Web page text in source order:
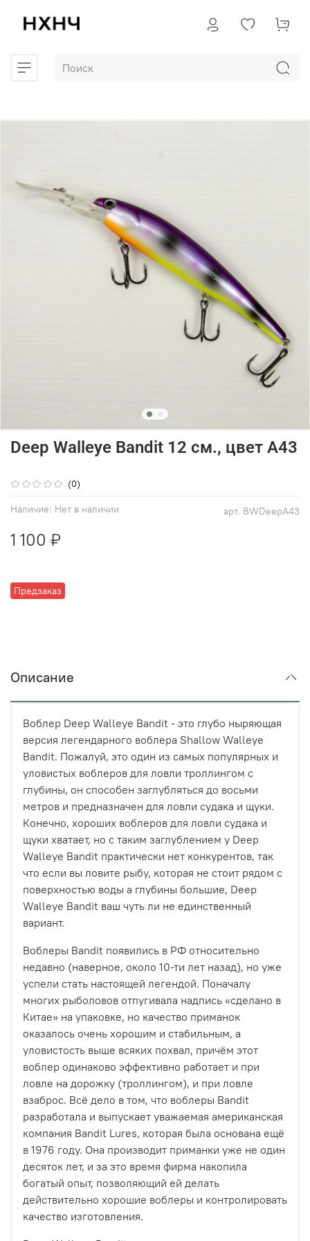
(0)
арт. BWDeepA43
Наличие: Нет в наличии
Предзаказ
Deep Walleye Bandit 12 см., цвет A43
1 100 ₽
Описание
Воблер Deep Walleye Bandit - это глубо ныряющая
версия легендарного воблера Shallow Walleye
Bandit. Пожалуй, это один из самых популярных и
уловистых воблеров для ловли троллингом с
глубины, он способен заглубляться до восьми
метров и предназначен для ловли судака и щуки.
Конечно, хороших воблеров для ловли судака и
щуки хватает, но с таким заглублением у Deep
Walleye Bandit практически нет конкурентов, так
что если вы ловите рыбу, которая не стоит рядом с
поверхностью воды а глубины большие, Deep
Walleye Bandit ваш чуть ли не единственный
вариант.
Воблеры Bandit появились в РФ относительно
недавно (наверное, около 10-ти лет назад), но уже
успели стать настоящей легендой. Поначалу
многих рыболовов отпугивала надпись «сделано в
Китае» на упаковке, но качество приманок
оказалось очень хорошим и стабильным, а
уловистость выше всяких похвал, причём этот
воблер одинаково эффективно работает и при
ловле на дорожку (троллингом), и при ловле
взаброс. Всё дело в том, что воблеры Bandit
разработала и выпускает уважаемая американская
компания Bandit Lures, которая была основана ещё
в 1976 году. Она производит приманки уже не один
десяток лет, и за это время фирма накопила
богатый опыт, позволяющий ей делать
действительно хорошие воблеры и контролировать
качество изготовления.